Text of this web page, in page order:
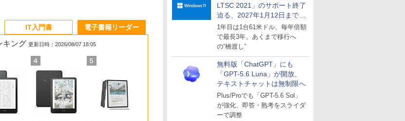
LTSC 2021」のサポート終了
迫る、2027年1月12日まで
～ESUは9月1日から販売
1年目は1台61米ドル、毎年倍額
で最長3年。あくまで移行へ
の“橋渡し”
無料版「ChatGPT」にも
「GPT-5.6 Luna」が開放、
テキストチャットは無制限へ
Plus/Proでも「GPT-5.6 Sol」
が強化、即答・熟考をスライダ
ーで調整
IT入門書 電子書籍リーダー
キング 更新日時：2026/08/07 18:05